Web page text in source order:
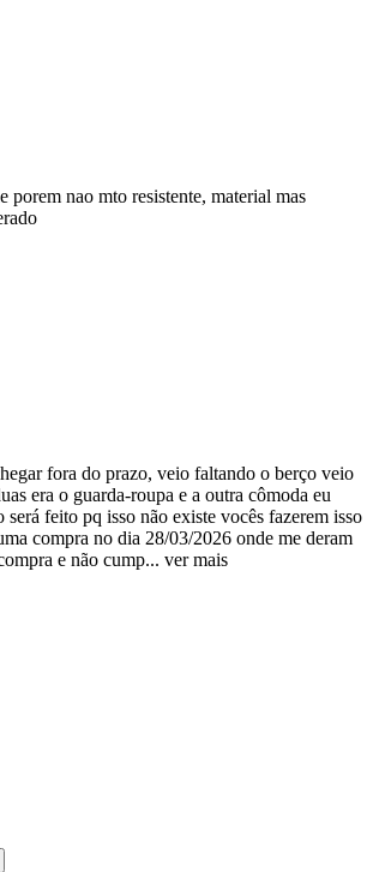
porem nao mto resistente, material mas
fora do prazo, veio faltando o berço veio
era o guarda-roupa e a outra cômoda eu
será feito pq isso não existe vocês fazerem isso
compra no dia 28/03/2026 onde me deram
e não cump... ver mais